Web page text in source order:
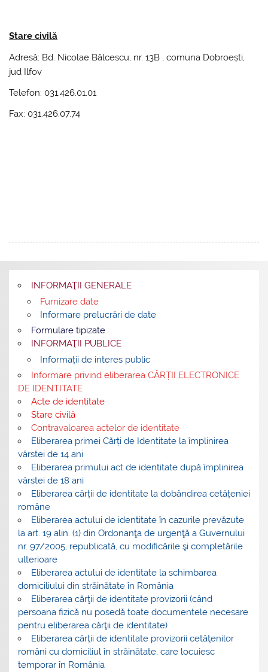
Stare civilă
Adresă: Bd. Nicolae Bălcescu, nr. 13B , comuna Dobroești,
jud Ilfov
Telefon: 031.426.01.01
Fax: 031.426.07.74
INFORMAŢII GENERALE
Furnizare date
Informare prelucrări de date
Formulare tipizate
INFORMAŢII PUBLICE
Informații de interes public
Informare privind eliberarea CĂRȚII ELECTRONICE
DE IDENTITATE
Acte de identitate
Stare civilă
Contravaloarea actelor de identitate
Eliberarea primei Cărți de Identitate la împlinirea
vârstei de 14 ani
Eliberarea primului act de identitate după împlinirea
vârstei de 18 ani
Eliberarea cărții de identitate la dobândirea cetățeniei
române
Eliberarea actului de identitate în cazurile prevăzute
la art. 19 alin. (1) din Ordonanţa de urgenţă a Guvernului
nr. 97/2005, republicată, cu modificările şi completările
ulterioare
Eliberarea actului de identitate la schimbarea
domiciliului din străinătate în România
Eliberarea cărţii de identitate provizorii (când
persoana fizică nu posedă toate documentele necesare
pentru eliberarea cărţii de identitate)
Eliberarea cărţii de identitate provizorii cetăţenilor
români cu domiciliul în străinătate, care locuiesc
temporar în România